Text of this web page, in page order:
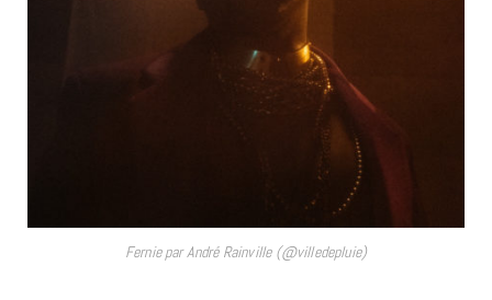
Fernie par André Rainville (@villedepluie)